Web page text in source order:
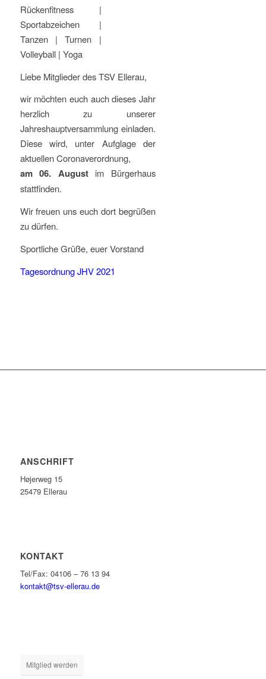
Rückenfitness |
Sportabzeichen |
Tanzen | Turnen |
Volleyball | Yoga
Liebe Mitglieder des TSV Ellerau,
wir möchten euch auch dieses Jahr
herzlich zu unserer
Jahreshauptversammlung einladen.
Diese wird, unter Aufglage der
aktuellen Coronaverordnung,
am 06. Augustim Bürgerhaus
stattfinden.
Wir freuen uns euch dort begrüßen
zu dürfen.
Sportliche Grüße, euer Vorstand
Tagesordnung JHV 2021
ANSCHRIFT
Højerweg 15
25479 Ellerau
KONTAKT
Tel/Fax: 04106 – 76 13 94
kontakt@tsv-ellerau.de
Mitglied werden